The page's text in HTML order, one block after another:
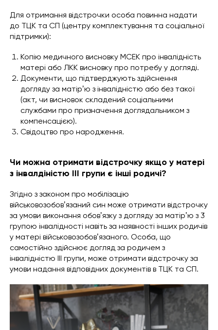
Для отримання відстрочки особа повинна надати
до ТЦК та СП (центру комплектування та соціальної
підтримки):
Копію медичного висновку МСЕК про інвалідність
матері або ЛКК висновку про потребу у догляді.
Документи, що підтверджують здійснення
догляду за матірʼю з інвалідністю або без такої
(акт, чи висновок складений соціальними
службами про призначення доглядальником з
компенсацією).
Свідоцтво про народження.
Чи можна отримати відстрочку якщо у матері
з інвалдіністю ІІІ групи є інші родичі?
Згідно з законом про мобілізацію
військовозобовʼязаний син може отримати відстрочку
за умови виконання обовʼязку з догляду за матірʼю з 3
групою інвалідності навіть за наявності інших родичів
у матері військовозобовʼязаного. Особа, що
самостійно здійснює догляд за родичем з
інвалідністю III групи, може отримати відстрочку за
умови надання відповідних документів в ТЦК та СП.